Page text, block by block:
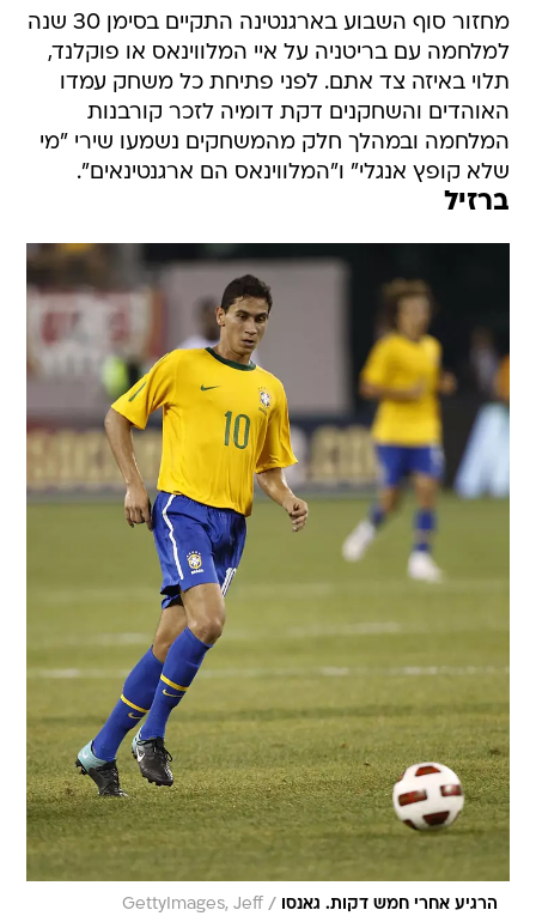
מחזור סוף השבוע בארגנטינה התקיים בסימן 30 שנה
למלחמה עם בריטניה על איי המלווינאס או פוקלנד,
תלוי באיזה צד אתם. לפני פתיחת כל משחק עמדו
האוהדים והשחקנים דקת דומיה לזכר קורבנות
המלחמה ובמהלך חלק מהמשחקים נשמעו שירי "מי
שלא קופץ אנגלי" ו"המלווינאס הם ארגנטינאים".
ברזיל
הרגיע אחרי חמש דקות. גאנסו /
GettyImages, Jeff